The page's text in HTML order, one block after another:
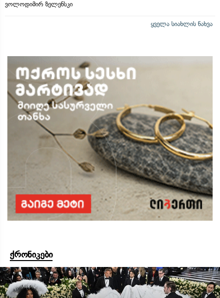
ვოლოდიმირ ზელენსკი
ყველა სიახლის ნახვა
ქრონიკები